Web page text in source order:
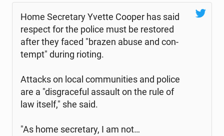
Home Se­cre­ta­ry Yvette Cooper has said
respect for the police must be re­sto­red
after they faced "brazen abuse and con­
tempt" during rioting.
Attacks on local com­mu­ni­ties and police
are a "dis­gra­ce­ful assault on the rule of
law itself," she said.
"As home se­cre­ta­ry, I am not…